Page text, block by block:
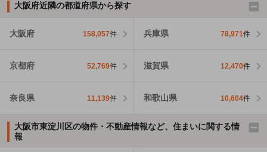
大阪府近隣の都道府県から探す
大阪府 158,057件 兵庫県 78,971件
京都府 52,769件 滋賀県 12,470件
奈良県 11,139件 和歌山県 10,604件
大阪市東淀川区の物件・不動産情報など、住まいに関する情
報